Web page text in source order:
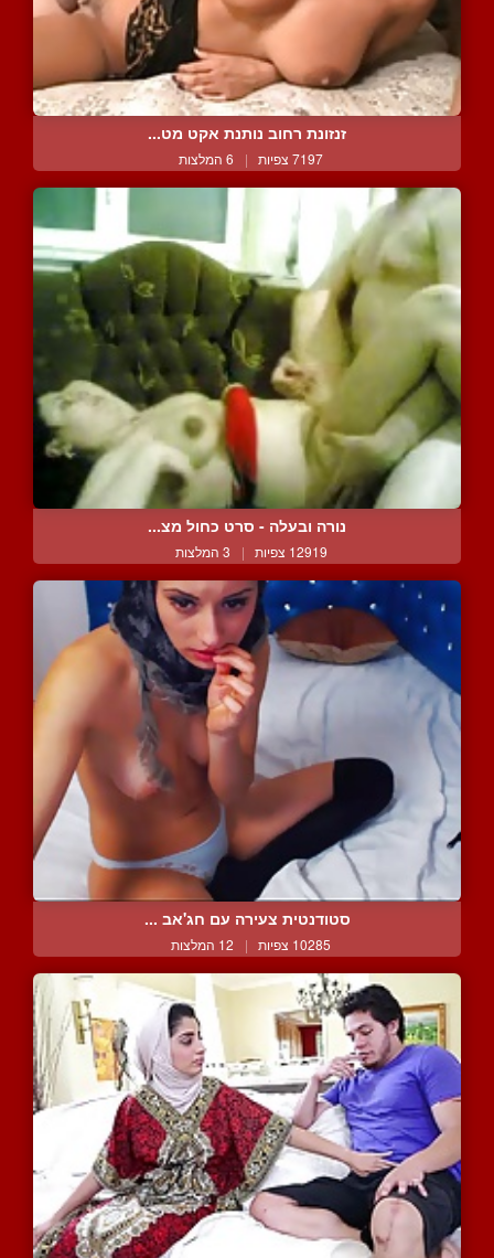
זנזונת רחוב נותנת אקט מט...
7197 צפיות | 6 המלצות
נורה ובעלה - סרט כחול מצ...
12919 צפיות | 3 המלצות
סטודנטית צעירה עם חג'אב ...
10285 צפיות | 12 המלצות